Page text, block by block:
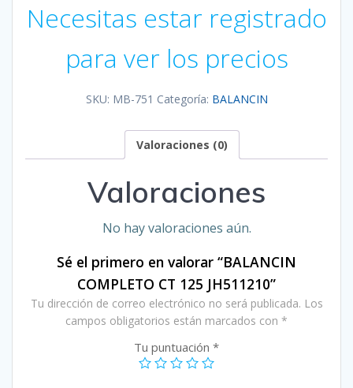
Necesitas estar registrado
para ver los precios
SKU: MB-751 Categoría: BALANCIN
Valoraciones (0)
Valoraciones
No hay valoraciones aún.
Sé el primero en valorar “BALANCIN
COMPLETO CT 125 JH511210”
Tu dirección de correo electrónico no será publicada. Los
campos obligatorios están marcados con *
Tu puntuación *